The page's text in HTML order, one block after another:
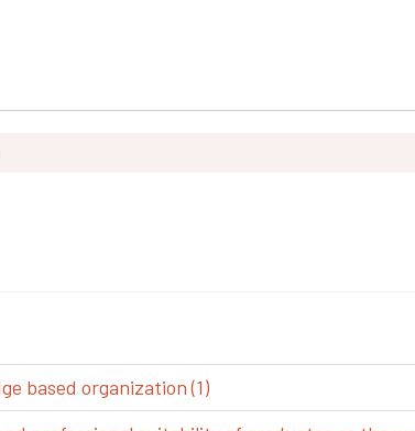
based organization (1)